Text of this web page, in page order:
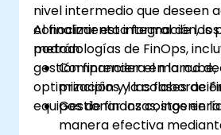
nivel intermedio que deseen
conocimiento integral de los
metodologías de FinOps,
gestión financiera en la
optimización y la
equipos de finanzas,
Al finalizar esta formación,
podrán:
Comprender el marco
principios y las fases de
Gestionar los costos en
manera efectiva